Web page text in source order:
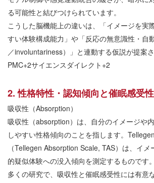
る可能性と結びつけられています。
こうした脳機能上の違いは、「イメージを実
すい体験構成能力」や「反応の無意識性・自
／involuntariness）」と連動する仮説が提案
PMC+2サイエンスダイレクト +2
2.性格特性・認知傾向と催眠感受
吸収性（Absorption）
吸収性（absorption）は、自分のイメージや
しやすい性格傾向のことを指します。 Tellegen
（Tellegen Absorption Scale, TAS）は、イメ
的疑似体験への没入傾向を測定するものです。
多くの研究で、吸収性と催眠感受性には有意